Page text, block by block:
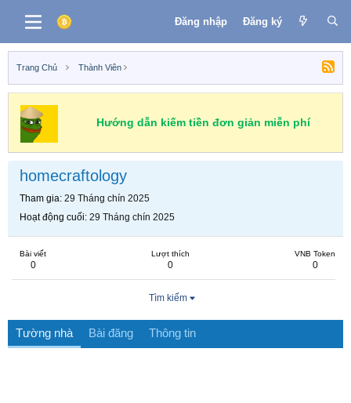
Đăng nhập Đăng ký
Trang Chủ Thành Viên
Hướng dẫn kiếm tiền đơn giản miễn phí
homecraftology
Tham gia 29 Tháng chín 2025
Hoạt động cuối 29 Tháng chín 2025
Bài viết
0
Lượt thích
0
VNB Token
0
Tìm kiếm
Tường nhà Bài đăng Thông tin